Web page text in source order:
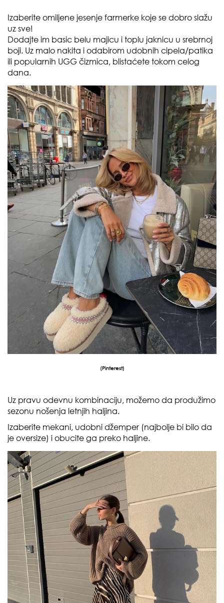
Izaberite omiljene jesenje farmerke koje se dobro slažu
uz sve!
Dodajte im basic belu majicu i toplu jaknicu u srebrnoj
boji. Uz malo nakita i odabirom udobnih cipela/patika
ili popularnih UGG čizmica, blistaćete tokom celog
dana.
(Pinterest)
Uz pravu odevnu kombinaciju, možemo da produžimo
sezonu nošenja letnjih haljina.
Izaberite mekani, udobni džemper (najbolje bi bilo da
je oversize) i obucite ga preko haljine.